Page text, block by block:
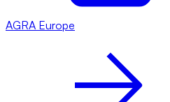
AGRA Europe